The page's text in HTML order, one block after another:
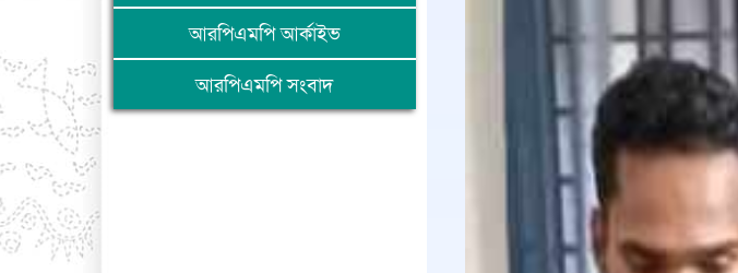
আরপিএমপি আর্কাইভ
আরপিএমপি সংবাদ